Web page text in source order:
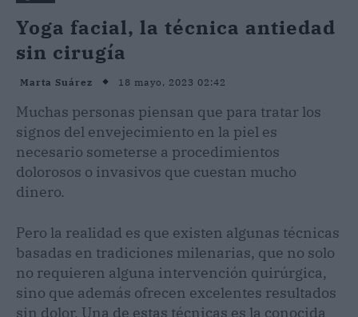
Yoga facial, la técnica antiedad
sin cirugía
Marta Suárez 18 mayo, 2023 02:42
Muchas personas piensan que para tratar los
signos del envejecimiento en la piel es
necesario someterse a procedimientos
dolorosos o invasivos que cuestan mucho
dinero.
Pero la realidad es que existen algunas técnicas
basadas en tradiciones milenarias, que no solo
no requieren alguna intervención quirúrgica,
sino que además ofrecen excelentes resultados
sin dolor. Una de estas técnicas es la conocida